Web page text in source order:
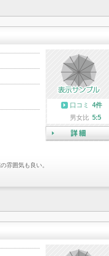
口コミ
4件
男女比 5:5
雰囲気も良い。